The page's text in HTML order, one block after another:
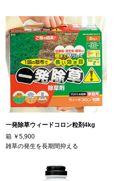
一発除草ウィードコロン粒剤4kg
箱 ￥5,900
雑草の発生を長期間抑える